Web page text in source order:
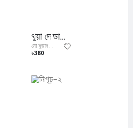
থুয়া দে ডানান
মো ফুয়াদ আল ফিদা
৳380